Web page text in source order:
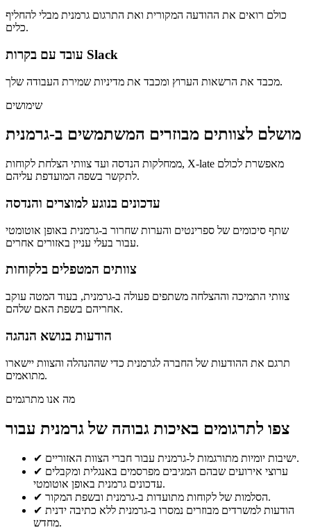
כולם רואים את ההודעה המקורית ואת התרגום גרמנית מבלי להחליף
כלים.
עובד עם בקרות Slack
מכבד את הרשאות הערוץ ומכבד את מדיניות שמירת העבודה שלך.
שימושים
מושלם לצוותים מבוזרים המשתמשים ב-גרמנית
ממחלקות הנדסה ועד צוותי הצלחת לקוחות, X-late מאפשרת לכולם
לתקשר בשפה המועדפת עליהם.
עדכונים בנוגע למוצרים והנדסה
שתף סיכומים של ספרינטים והערות שחרור ב-גרמנית באופן אוטומטי
עבור בעלי עניין באזורים אחרים.
צוותים המטפלים בלקוחות
צוותי התמיכה וההצלחה משתפים פעולה ב-גרמנית, בעוד המטה עוקב
אחריהם בשפת האם שלהם.
הודעות בנושא הנהגה
תרגם את ההודעות של החברה לגרמנית כדי שההנהלה והצוות יישארו
מתואמים.
מה אנו מתרגמים
צפו לתרגומים באיכות גבוהה של גרמנית עבור
✔
ישיבות יומיות מתורגמות ל-גרמנית עבור חברי הצוות האזוריים.
✔ ערוצי אירועים שבהם המגיבים מפרסמים באנגלית ומקבלים
עדכונים גרמנית באופן אוטומטי.
✔
הסלמות של לקוחות מתועדות ב-גרמנית ובשפת המקור.
✔ הודעות למשרדים מבוזרים נמסרו ב-גרמנית ללא כתיבה ידנית
מחדש.